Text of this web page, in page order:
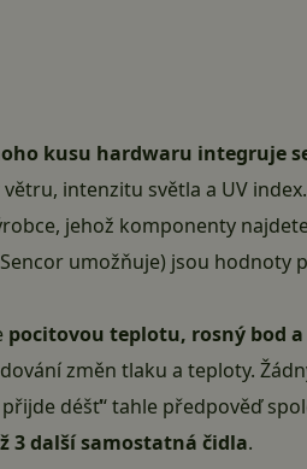
kusu hardwaru integruje
intenzitu světla a UV index.
jehož komponenty
umožňuje) jsou hodnoty
pocitovou teplotu, rosný bod
změn tlaku a teploty.
déšť“ tahle předpověď
3 další samostatná čidla.